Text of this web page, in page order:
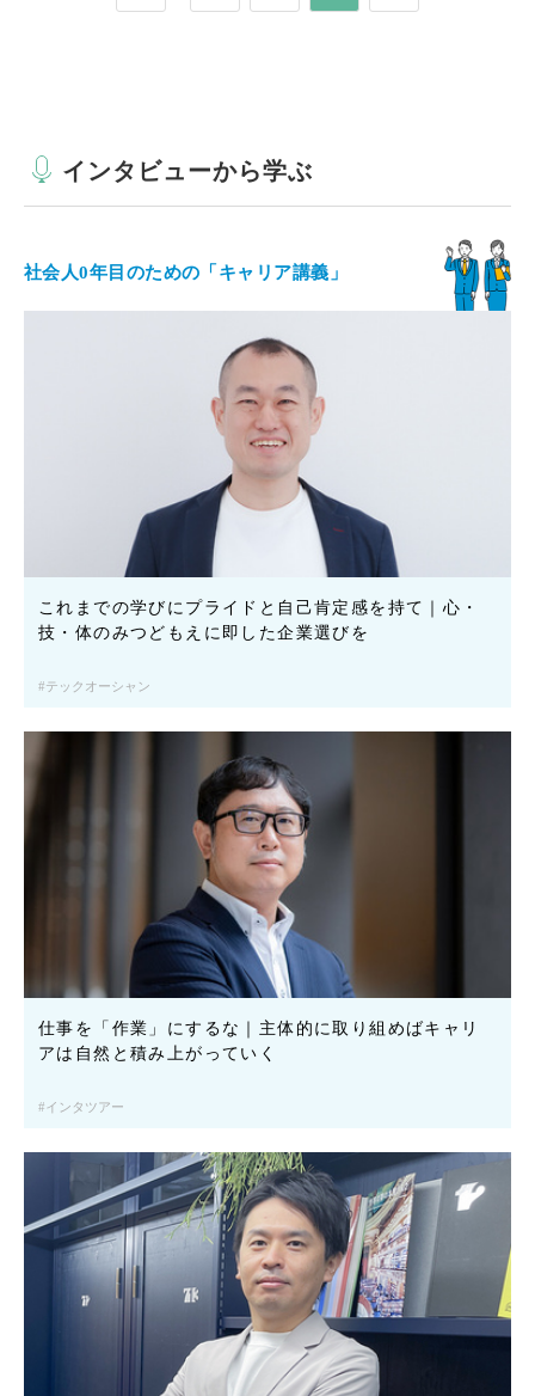
インタビューから学ぶ
社会人0年目のための「キャリア講義」
これまでの学びにプライドと自己肯定感を持て｜心・
技・体のみつどもえに即した企業選びを
テックオーシャン
仕事を「作業」にするな｜主体的に取り組めばキャリ
アは自然と積み上がっていく
インタツアー